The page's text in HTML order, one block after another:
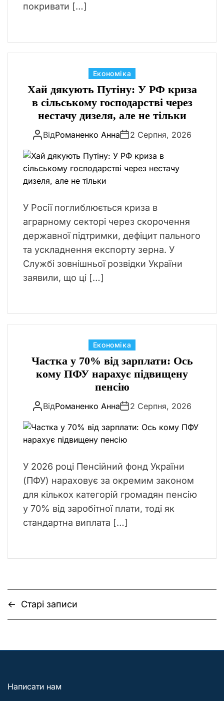
покривати […]
К
а
г
о
ї
Економіка
Хай дякують Путіну: У РФ криза
в сільському господарстві через
нестачу дизеля, але не тільки
ВідРоманенко Анна 2 Серпня, 2026
У Росії поглиблюється криза в
аграрному секторі через скорочення
державної підтримки, дефіцит пального
та ускладнення експорту зерна. У
Службі зовнішньої розвідки України
заявили, що ці […]
К
а
т
о
і
ї
Економіка
Частка у 70% від зарплати: Ось
кому ПФУ нарахує підвищену
пенсію
ВідРоманенко Анна 2 Серпня, 2026
У 2026 році Пенсійний фонд України
(ПФУ) нараховує за окремим законом
для кількох категорій громадян пенсію
у 70% від заробітної плати, тоді як
стандартна виплата […]
Н
а
г
← Старі записи
Написати нам